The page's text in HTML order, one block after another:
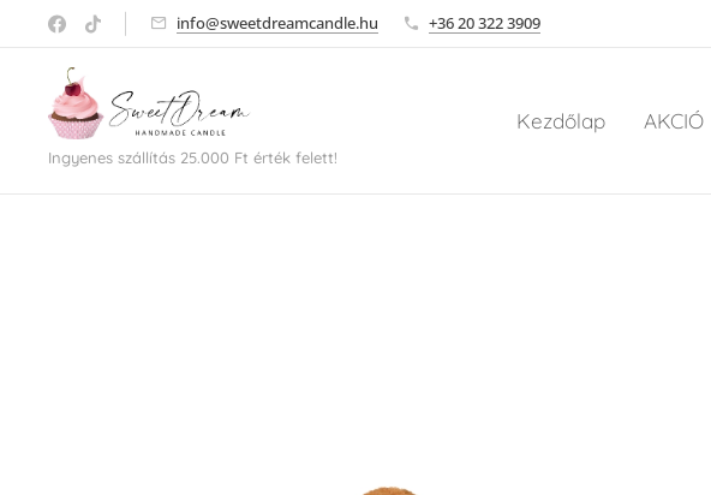
info@sweetdreamcandle.hu +36 20 322 3909
Ingyenes szállítás 25.000 Ft érték felett!
Kezdőlap AKCIÓ